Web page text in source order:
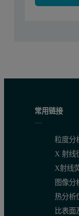
常用链接
粒度分
X 射线
X射线
图像分
热分析
比表面